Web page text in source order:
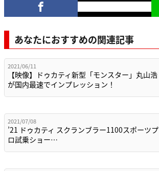
あなたにおすすめの関連記事
2021/06/11
【映像】ドゥカティ新型「モンスター」丸山浩
が国内最速でインプレッション！
2021/07/08
’21 ドゥカティ スクランブラー1100スポーツプ
ロ試乗ショー…